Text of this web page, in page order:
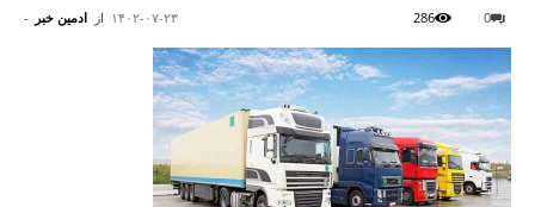
از ادمین خبر - ۱۴۰۲-۰۷-۲۳ 0
286